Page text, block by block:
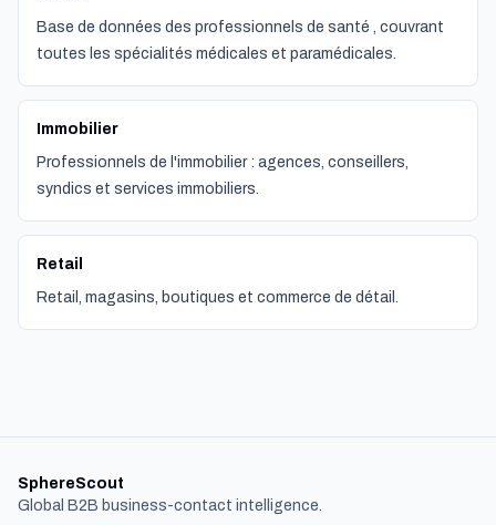
Base de données des professionnels de santé , couvrant
toutes les spécialités médicales et paramédicales.
Immobilier
Professionnels de l'immobilier : agences, conseillers,
syndics et services immobiliers.
Retail
Retail, magasins, boutiques et commerce de détail.
SphereScout
Global B2B business-contact intelligence.